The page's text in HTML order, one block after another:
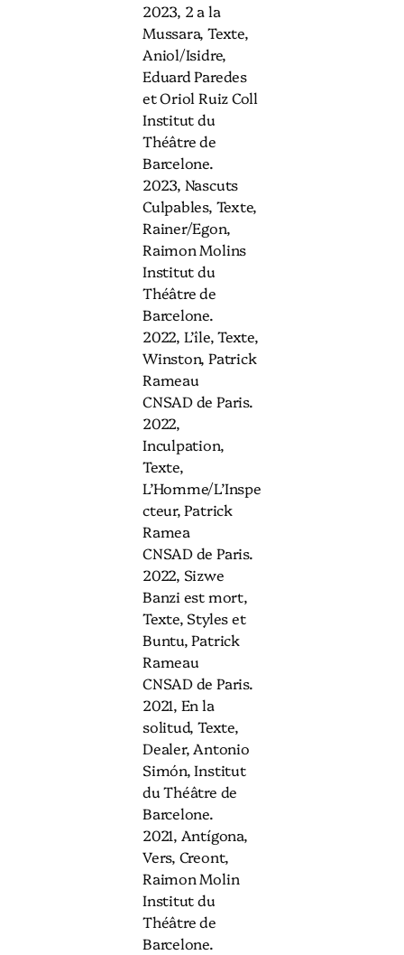
2023, 2 a la
Mussara, Texte,
Aniol/Isidre,
Eduard Paredes
et Oriol Ruiz Coll
Institut du
Théâtre de
Barcelone.
2023, Nascuts
Culpables, Texte,
Rainer/Egon,
Raimon Molins
Institut du
Théâtre de
Barcelone.
2022, L’île, Texte,
Winston, Patrick
Rameau
CNSAD de Paris.
2022,
Inculpation,
Texte,
L’Homme/L’Inspe
cteur, Patrick
Ramea
CNSAD de Paris.
2022, Sizwe
Banzi est mort,
Texte, Styles et
Buntu, Patrick
Rameau
CNSAD de Paris.
2021, En la
solitud, Texte,
Dealer, Antonio
Simón, Institut
du Théâtre de
Barcelone.
2021, Antígona,
Vers, Creont,
Raimon Molin
Institut du
Théâtre de
Barcelone.